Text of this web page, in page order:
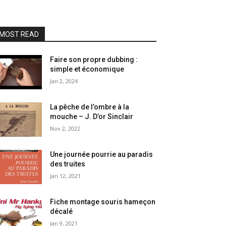
MOST READ
Faire son propre dubbing :
simple et économique
Jan 2, 2024
La pêche de l’ombre à la
mouche – J. D’or Sinclair
Nov 2, 2022
Une journée pourrie au paradis
des truites
Jan 12, 2021
Fiche montage souris hameçon
décalé
Jan 9, 2021